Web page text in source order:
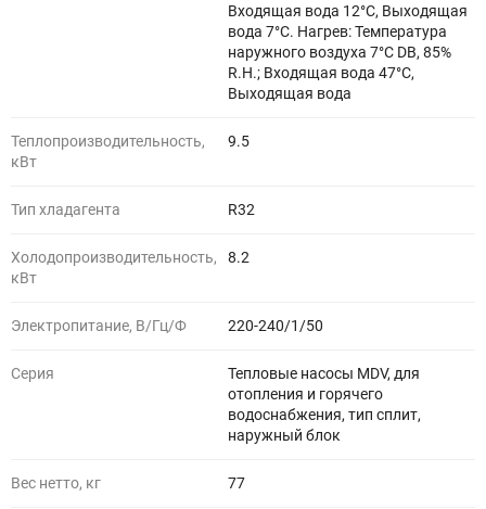
Входящая вода 12°C, Выходящая
вода 7°C. Нагрев: Температура
наружного воздуха 7°C DB, 85%
R.H.; Входящая вода 47°C,
Выходящая вода
Теплопроизводительность,
кВт
9.5
Тип хладагента R32
Холодопроизводительность,
кВт
8.2
Электропитание, В/Гц/Ф 220-240/1/50
Серия
Тепловые насосы MDV, для
отопления и горячего
водоснабжения, тип сплит,
наружный блок
Вес нетто, кг 77